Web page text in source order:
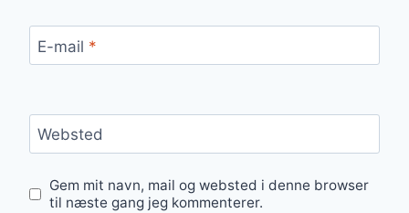
E-mail *
Websted
Gem mit navn, mail og websted i denne browser
til næste gang jeg kommenterer.